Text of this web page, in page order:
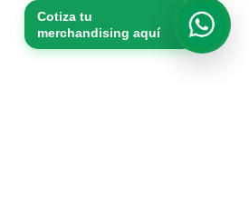
Cotiza tu
merchandising aquí